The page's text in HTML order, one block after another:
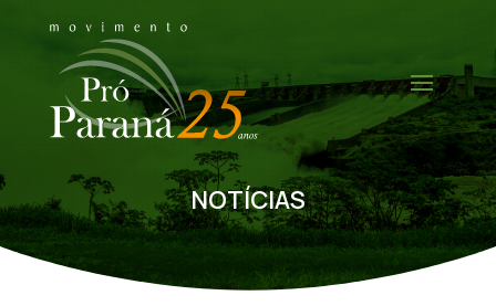
NOTÍCIAS